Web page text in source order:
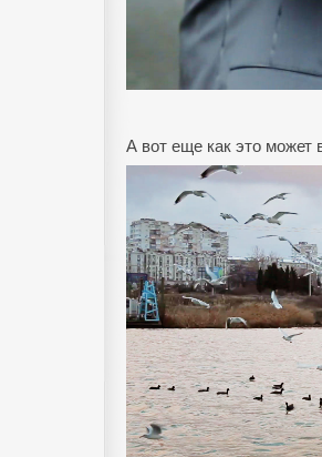
А вот еще как это может